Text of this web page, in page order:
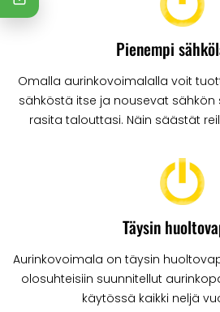
Pienempi
Omalla aurinkovoimalalla voit
sähköstä itse ja nousevat sähkön
rasita talouttasi. Näin säästät
Täysin
Aurinkovoimala on täysin
olosuhteisiin suunnitellut
käytössä kaikki neljä